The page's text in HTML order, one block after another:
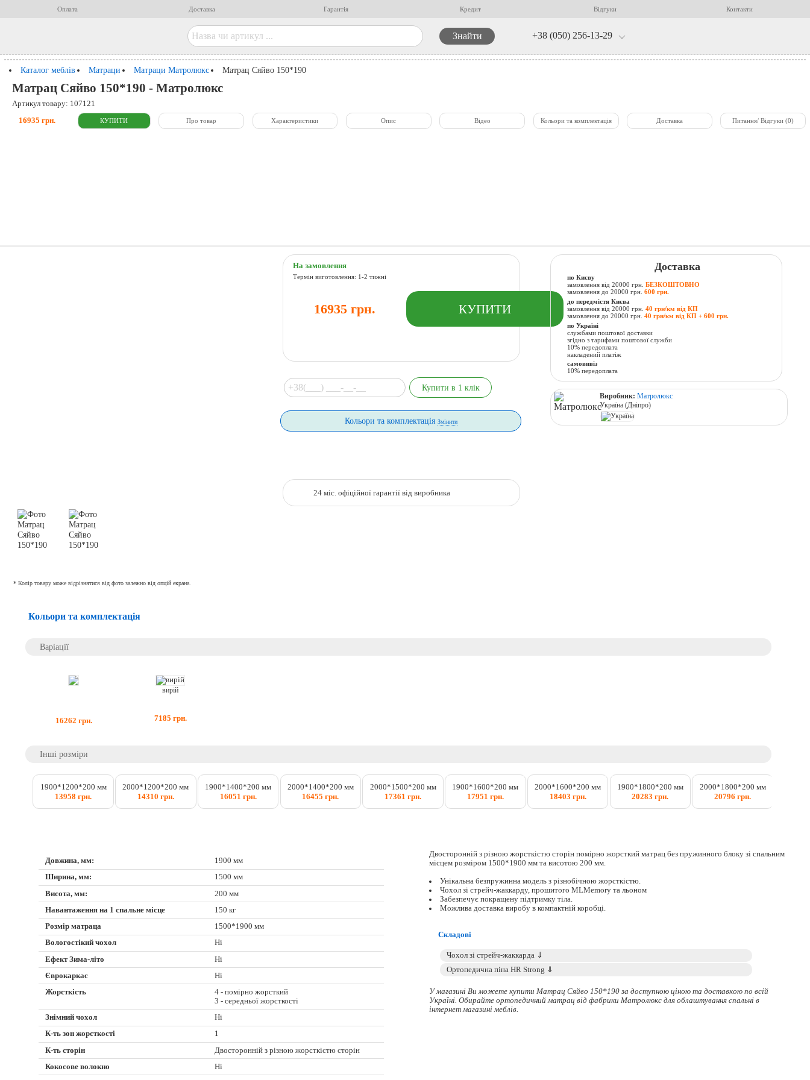
Оплата Доставка Гарантія Кредит Відгуки Контакти
+38 (050) 256-13-29
Каталог меблів Матраци Матраци Матролюкс Матрац Сяйво 150*190
Матрац Сяйво 150*190 - Матролюкс
Артикул товару: 107121
16935 грн. Про товар Характеристики Опис Відео Кольори та комплектація Доставка Питання/ Відгуки (0)
* Колір товару може відрізнятися від фото залежно від опцій екрана.
На замовлення
Термін виготовлення: 1-2 тижні
16935 грн.
Кольори та комплектація Змінити
24 міс. офіційної гарантії від виробника
Доставка
по Києву
замовлення від 20000 грн. БЕЗКОШТОВНО
замовлення до 20000 грн. 600 грн.
до передмістя Києва
замовлення від 20000 грн. 40 грн/км від КП
замовлення до 20000 грн. 40 грн/км від КП + 600 грн.
по Україні
службами поштової доставки
згідно з тарифами поштової служби
10% передоплата
накладений платіж
самовивіз
10% передоплата
Виробник: Матролюкс
Україна (Дніпро)
Кольори та комплектація
Варіації
16262 грн.
вирій
7185 грн.
Інші розміри
1900*1200*200 мм
13958 грн.
2000*1200*200 мм
14310 грн.
1900*1400*200 мм
16051 грн.
2000*1400*200 мм
16455 грн.
2000*1500*200 мм
17361 грн.
1900*1600*200 мм
17951 грн.
2000*1600*200 мм
18403 грн.
1900*1800*200 мм
20283 грн.
2000*1800*200 мм
20796 грн.
Довжина, мм:
1900 мм
Ширина, мм:
1500 мм
Висота, мм:
200 мм
Навантаження на 1 спальне місце
150 кг
Розмір матраца
1500*1900 мм
Вологостікий чохол
Ні
Ефект Зима-літо
Ні
Єврокаркас
Ні
Жорсткість
4 - помірно жорсткий
3 - середньої жорсткості
Знімний чохол
Ні
К-ть зон жорсткості
1
К-ть сторін
Двосторонній з різною жорсткістю сторін
Кокосове волокно
Ні
Двосторонній з різною жорсткістю сторін помірно жорсткий матрац без пружинного блоку зі спальним
місцем розміром 1500*1900 мм та висотою 200 мм.
Унікальна безпружинна модель з різнобічною жорсткістю.
Чохол зі стрейч-жаккарду, прошитого MLMemory та льоном
Забезпечує покращену підтримку тіла.
Можлива доставка виробу в компактній коробці.
Складові
У магазині Ви можете купити Матрац Сяйво 150*190 за доступною ціною та доставкою по всій
Україні. Обирайте ортопедичний матрацвід фабрики Матролюкс для облаштування спальні в
інтернет магазині меблів.